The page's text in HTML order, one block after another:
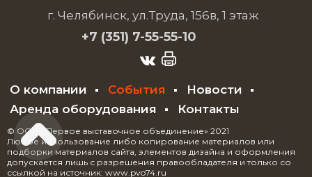
г. Челябинск, ул.Труда, 156в, 1 этаж
+7 (351) 7-55-55-10
О компании События
Новости
Аренда оборудования
Контакты
© ООО «Первое выставочное объединение» 2021
Любое использование либо копирование материалов или
подборки материалов сайта, элементов дизайна и оформления
допускается лишь с разрешения правообладателя и только со
ссылкой на источник: www.pvo74.ru